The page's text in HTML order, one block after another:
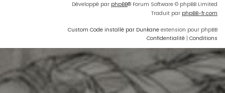
Développé par phpBB® Forum Software © phpBB Limited
Traduit par phpBB-fr.com
Custom Code installé par Dunkane extension pour phpBB
Confidentialité | Conditions